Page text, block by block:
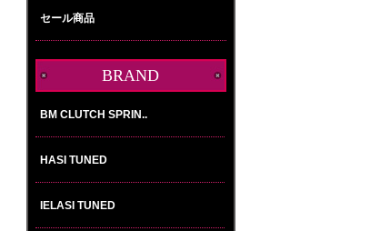
セール商品
BRAND
択
さ